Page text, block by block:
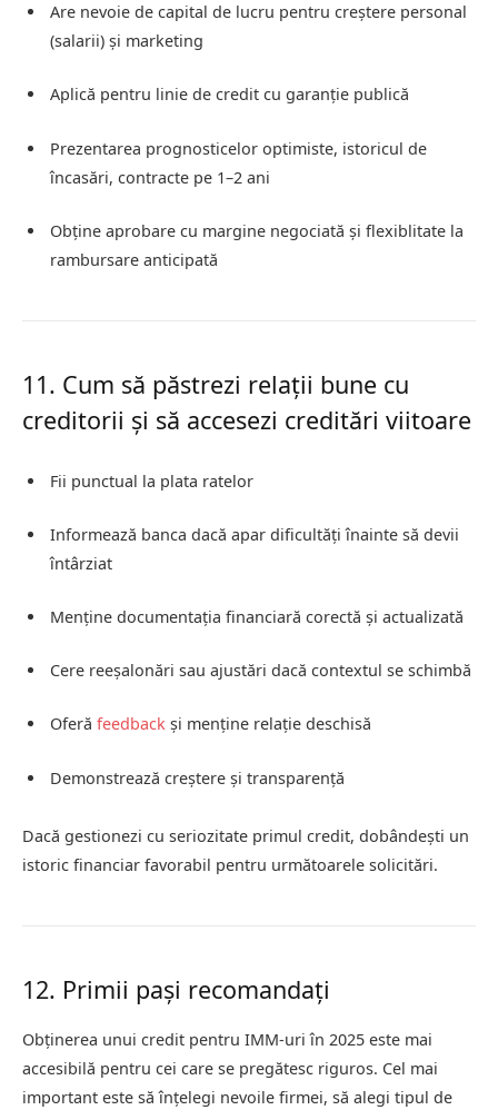
Are nevoie de capital de lucru pentru creștere personal
(salarii) și marketing
Aplică pentru linie de credit cu garanție publică
Prezentarea prognosticelor optimiste, istoricul de
încasări, contracte pe 1–2 ani
Obține aprobare cu margine negociată și flexiblitate la
rambursare anticipată
11. Cum să păstrezi relații bune cu
creditorii și să accesezi creditări viitoare
Fii punctual la plata ratelor
Informează banca dacă apar dificultăți înainte să devii
întârziat
Menține documentația financiară corectă și actualizată
Cere reeșalonări sau ajustări dacă contextul se schimbă
Oferă feedback și menține relație deschisă
Demonstrează creștere și transparență
Dacă gestionezi cu seriozitate primul credit, dobândești un
istoric financiar favorabil pentru următoarele solicitări.
12. Primii pași recomandați
Obținerea unui credit pentru IMM-uri în 2025 este mai
accesibilă pentru cei care se pregătesc riguros. Cel mai
important este să înțelegi nevoile firmei, să alegi tipul de